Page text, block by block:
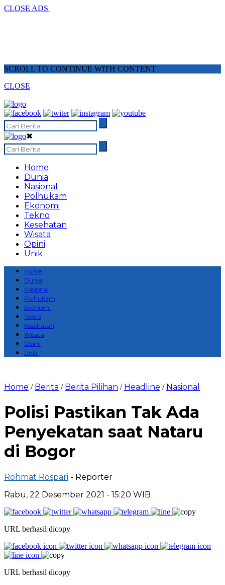
CLOSE ADS
SCROLL TO CONTINUE WITH CONTENT
CLOSE
✖
Home
Dunia
Nasional
Polhukam
Ekonomi
Tekno
Kesehatan
Wisata
Opini
Unik
Home
Dunia
Nasional
Polhukam
Ekonomi
Tekno
Kesehatan
Wisata
Opini
Unik
Home / Berita / Berita Pilihan / Headline / Nasional
Polisi Pastikan Tak Ada
Penyekatan saat Nataru
di Bogor
Rohmat Rospari - Reporter
Rabu, 22 Desember 2021 - 15:20 WIB
URL berhasil dicopy
URL berhasil dicopy